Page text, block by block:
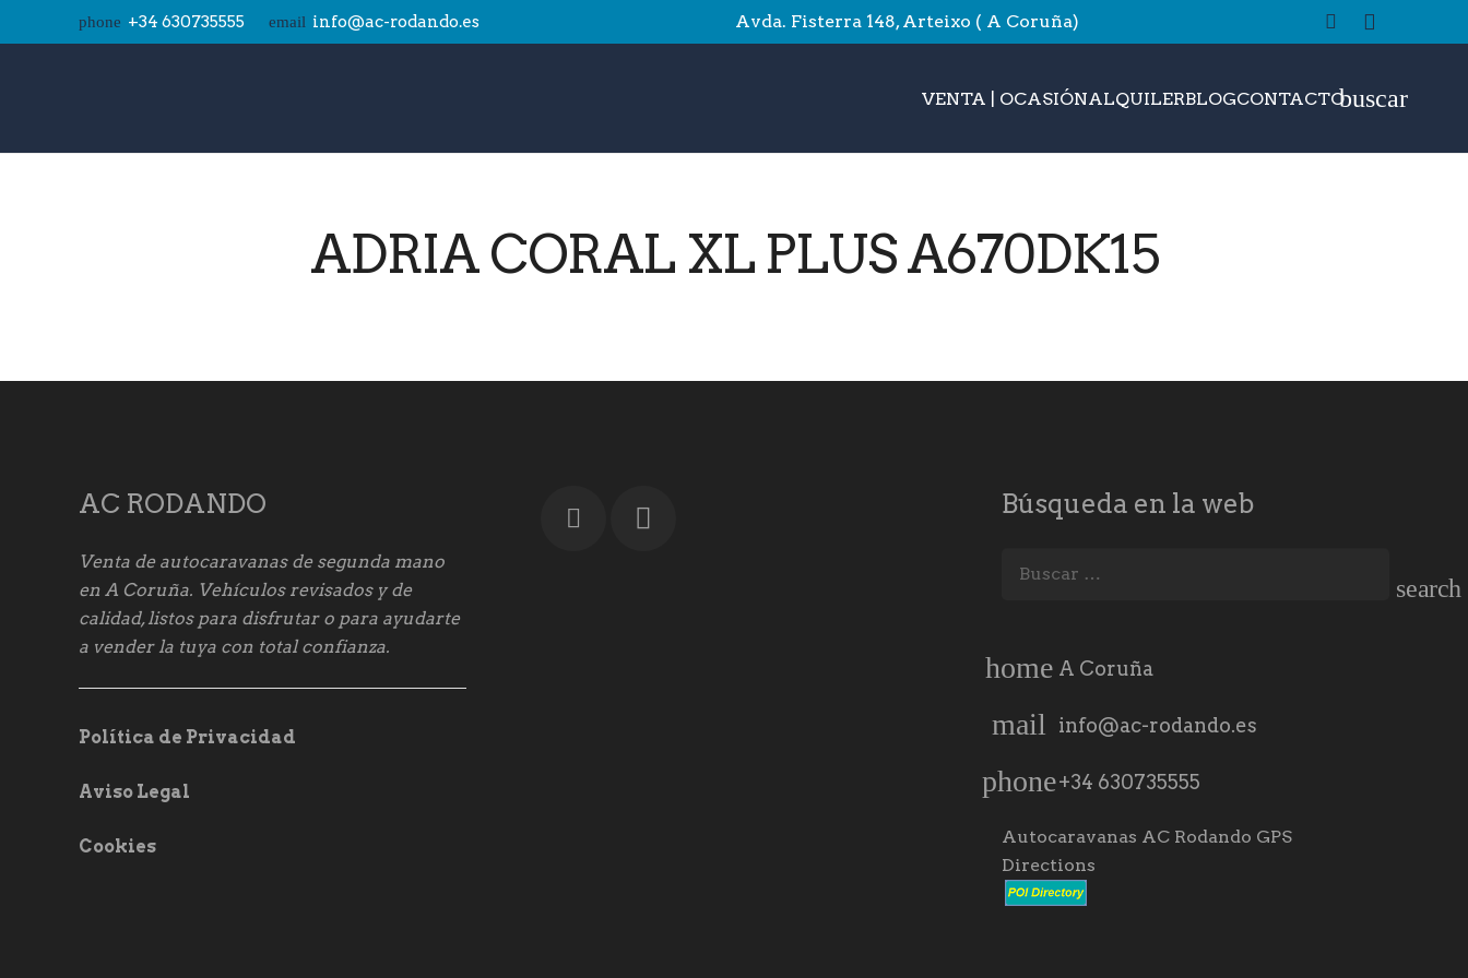
phone +34 630735555 email info@ac-rodando.es Avda. Fisterra 148, Arteixo ( A Coruña)
VENTA | OCASIÓNALQUILERBLOGCONTACTObuscar
ADRIA CORAL XL PLUS A670DK15
AC RODANDO
Venta de autocaravanas de segunda mano
en A Coruña. Vehículos revisados y de
calidad, listos para disfrutar o para ayudarte
a vender la tuya con total confianza.
Política de Privacidad
Aviso Legal
Cookies
Búsqueda en la web
home A Coruña
mail info@ac-rodando.es
phone+34 630735555
Autocaravanas AC Rodando GPS
Directions